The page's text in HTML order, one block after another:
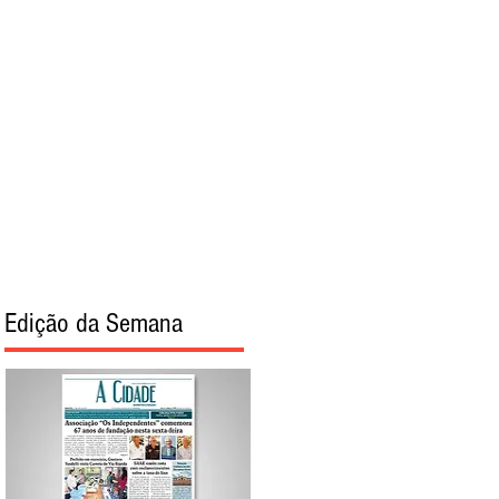
Edição da Semana